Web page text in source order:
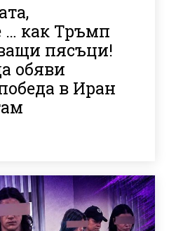
… как Тръмп
пясъци!
обяви
в Иран